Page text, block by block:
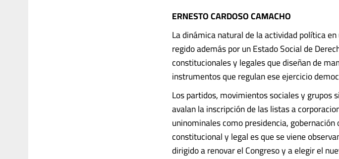
ERNESTO CARDOSO CAMACHO
La dinámica natural de la actividad política
regido además por un Estado Social de
constitucionales y legales que diseñan de
instrumentos que regulan ese ejercicio
Los partidos, movimientos sociales y grupos
avalan la inscripción de las listas a
uninominales como presidencia,
constitucional y legal es que se viene
dirigido a renovar el Congreso y a elegir el